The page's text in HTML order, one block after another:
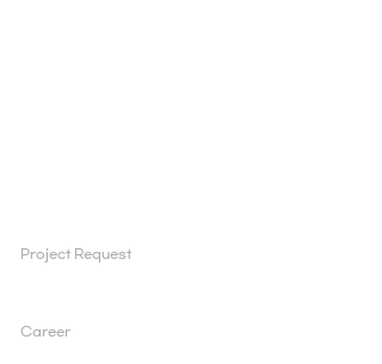
Project Request
Career